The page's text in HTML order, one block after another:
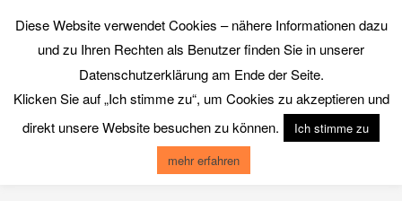
content GALERIE CHROMIK
Primary
Navigation
Menu
STRIPRD ILLUSION
Diese Website verwendet Cookies – nähere Informationen dazu
und zu Ihren Rechten als Benutzer finden Sie in unserer
Datenschutzerklärung am Ende der Seite.
Klicken Sie auf „Ich stimme zu“, um Cookies zu akzeptieren und
direkt unsere Website besuchen zu können.
Ich stimme zu
mehr erfahren